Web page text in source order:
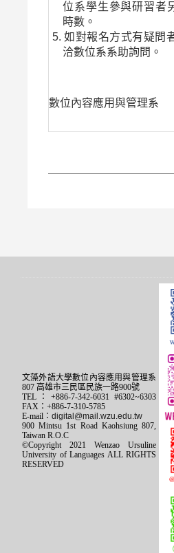
位系學生參與研習者
時數。
如對報名方式有疑問
洽數位系系助詢問。
數位內容應用與管理系
文藻外語大學數位內容應用與管理系
807 高雄市三民區民族一路900號
TEL：+886-7-342-6031 #6302~6303
FAX：+886-7-310-5785
E-mail： digital@mail.wzu.edu.tw
900 Mintsu 1st Road Kaohsiung 807,
Taiwan R.O.C
©Copyright 2021 Wenzao Ursuline
University of Languages ALL RIGHTS
RESERVED